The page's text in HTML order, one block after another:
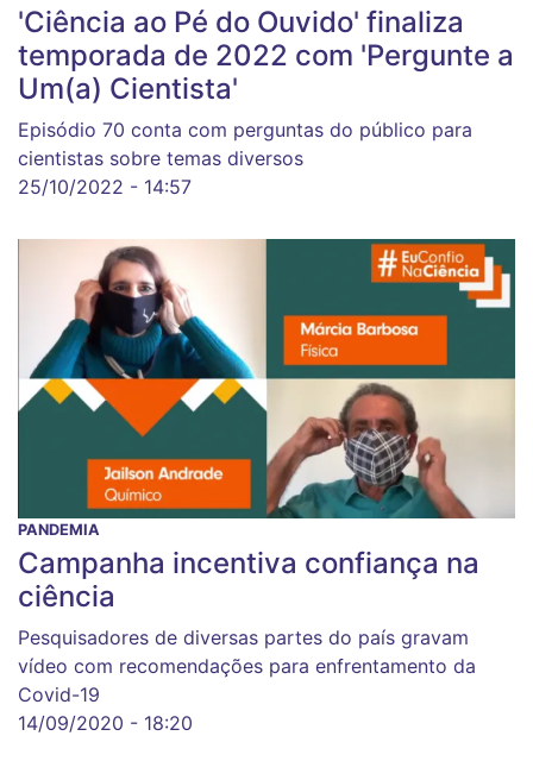
'Ciência ao Pé do Ouvido' finaliza
temporada de 2022 com 'Pergunte a
Um(a) Cientista'
Episódio 70 conta com perguntas do público para
cientistas sobre temas diversos
25/10/2022 - 14:57
PANDEMIA
Campanha incentiva confiança na
ciência
Pesquisadores de diversas partes do país gravam
vídeo com recomendações para enfrentamento da
Covid-19
14/09/2020 - 18:20